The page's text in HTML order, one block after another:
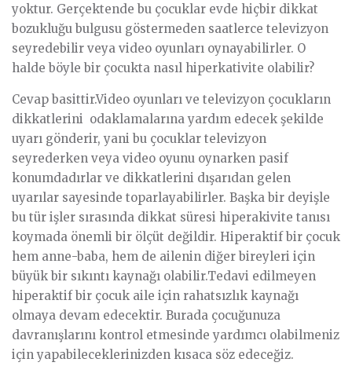
yoktur. Gerçektende bu çocuklar evde hiçbir dikkat
bozukluğu bulgusu göstermeden saatlerce televizyon
seyredebilir veya video oyunları oynayabilirler. O
halde böyle bir çocukta nasıl hiperkativite olabilir?
Cevap basittir.Video oyunları ve televizyon çocukların
dikkatlerini odaklamalarına yardım edecek şekilde
uyarı gönderir, yani bu çocuklar televizyon
seyrederken veya video oyunu oynarken pasif
konumdadırlar ve dikkatlerini dışarıdan gelen
uyarılar sayesinde toparlayabilirler. Başka bir deyişle
bu tür işler sırasında dikkat süresi hiperakivite tanısı
koymada önemli bir ölçüt değildir. Hiperaktif bir çocuk
hem anne-baba, hem de ailenin diğer bireyleri için
büyük bir sıkıntı kaynağı olabilir.Tedavi edilmeyen
hiperaktif bir çocuk aile için rahatsızlık kaynağı
olmaya devam edecektir. Burada çocuğunuza
davranışlarını kontrol etmesinde yardımcı olabilmeniz
için yapabileceklerinizden kısaca söz edeceğiz.